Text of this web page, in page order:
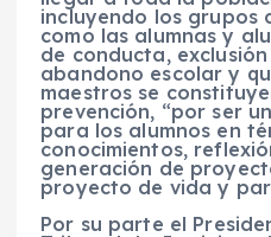
incluyendo los grupos
como las alumnas y
de conducta,
abandono escolar y
maestros se
prevención, “por ser
para los alumnos en
conocimientos,
generación de
proyecto de vida y
Por su parte el